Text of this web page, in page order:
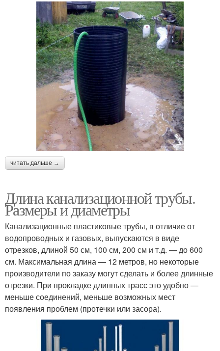
читать дальше →
Длина канализационной трубы.
Размеры и диаметры
Канализационные пластиковые трубы, в отличие от
водопроводных и газовых, выпускаются в виде
отрезков, длиной 50 см, 100 см, 200 см и т.д. — до 600
см. Максимальная длина — 12 метров, но некоторые
производители по заказу могут сделать и более длинные
отрезки. При прокладке длинных трасс это удобно —
меньше соединений, меньше возможных мест
появления проблем (протечки или засора).